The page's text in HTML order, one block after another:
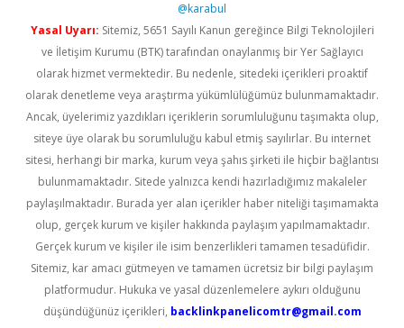
@karabul
Yasal Uyarı: Sitemiz, 5651 Sayılı Kanun gereğince Bilgi Teknolojileri
ve İletişim Kurumu (BTK) tarafından onaylanmış bir Yer Sağlayıcı
olarak hizmet vermektedir. Bu nedenle, sitedeki içerikleri proaktif
olarak denetleme veya araştırma yükümlülüğümüz bulunmamaktadır.
Ancak, üyelerimiz yazdıkları içeriklerin sorumluluğunu taşımakta olup,
siteye üye olarak bu sorumluluğu kabul etmiş sayılırlar. Bu internet
sitesi, herhangi bir marka, kurum veya şahıs şirketi ile hiçbir bağlantısı
bulunmamaktadır. Sitede yalnızca kendi hazırladığımız makaleler
paylaşılmaktadır. Burada yer alan içerikler haber niteliği taşımamakta
olup, gerçek kurum ve kişiler hakkında paylaşım yapılmamaktadır.
Gerçek kurum ve kişiler ile isim benzerlikleri tamamen tesadüfidir.
Sitemiz, kar amacı gütmeyen ve tamamen ücretsiz bir bilgi paylaşım
platformudur. Hukuka ve yasal düzenlemelere aykırı olduğunu
düşündüğünüz içerikleri, backlinkpanelicomtr@gmail.com